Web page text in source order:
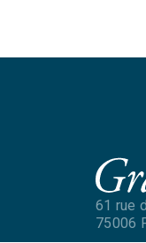
61 rue
75006